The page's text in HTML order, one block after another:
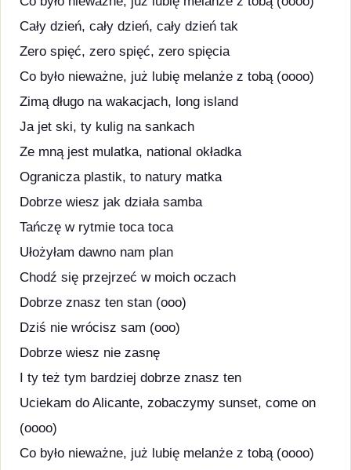
Cały dzień, cały dzień, cały dzień tak
Zero spięć, zero spięć, zero spięcia
Co było nieważne, już lubię melanże z tobą (oooo)
Zimą długo na wakacjach, long island
Ja jet ski, ty kulig na sankach
Ze mną jest mulatka, national okładka
Ogranicza plastik, to natury matka
Dobrze wiesz jak działa samba
Tańczę w rytmie toca toca
Ułożyłam dawno nam plan
Chodź się przejrzeć w moich oczach
Dobrze znasz ten stan (ooo)
Dziś nie wrócisz sam (ooo)
Dobrze wiesz nie zasnę
I ty też tym bardziej dobrze znasz ten
Uciekam do Alicante, zobaczymy sunset, come on
(oooo)
Co było nieważne, już lubię melanże z tobą (oooo)